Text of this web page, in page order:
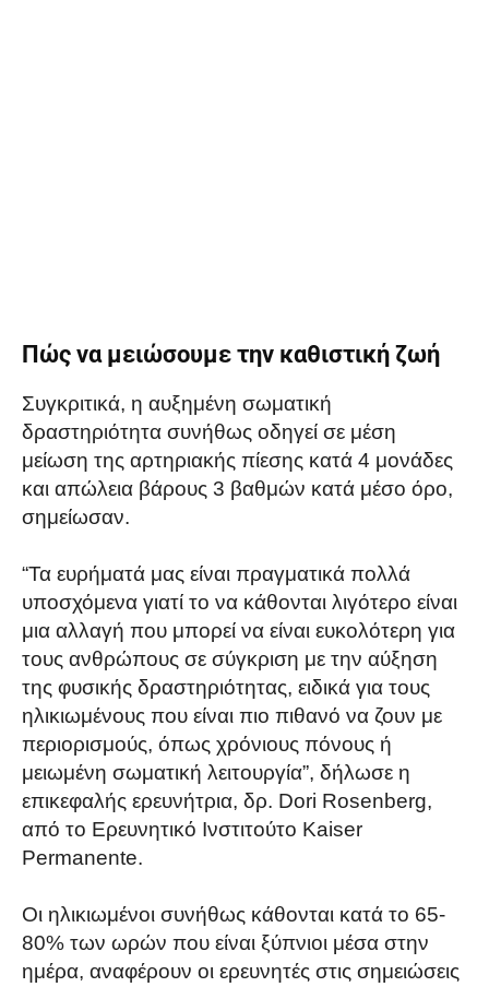
Πώς να μειώσουμε την καθιστική ζωή
Συγκριτικά, η αυξημένη σωματική
δραστηριότητα συνήθως οδηγεί σε μέση
μείωση της αρτηριακής πίεσης κατά 4 μονάδες
και απώλεια βάρους 3 βαθμών κατά μέσο όρο,
σημείωσαν.
“Τα ευρήματά μας είναι πραγματικά πολλά
υποσχόμενα γιατί το να κάθονται λιγότερο είναι
μια αλλαγή που μπορεί να είναι ευκολότερη για
τους ανθρώπους σε σύγκριση με την αύξηση
της φυσικής δραστηριότητας, ειδικά για τους
ηλικιωμένους που είναι πιο πιθανό να ζουν με
περιορισμούς, όπως χρόνιους πόνους ή
μειωμένη σωματική λειτουργία”, δήλωσε η
επικεφαλής ερευνήτρια, δρ. Dori Rosenberg,
από το Ερευνητικό Ινστιτούτο Kaiser
Permanente.
Οι ηλικιωμένοι συνήθως κάθονται κατά το 65-
80% των ωρών που είναι ξύπνιοι μέσα στην
ημέρα, αναφέρουν οι ερευνητές στις σημειώσεις